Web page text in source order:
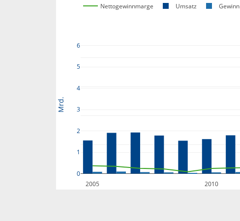
2005 2010
0
1
2
3
4
5
6
Nettogewinnmarge Umsatz Gewinn
Mrd.